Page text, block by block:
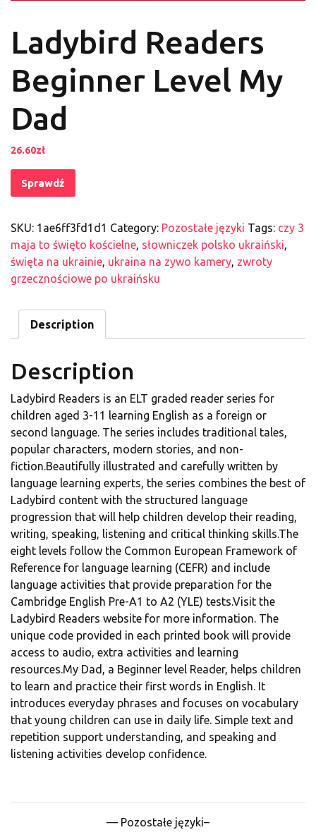
Ladybird Readers
Beginner Level My
Dad
26.60zł
Sprawdź
SKU: 1ae6ff3fd1d1 Category: Pozostałe języki Tags: czy 3
maja to święto kościelne, słowniczek polsko ukraiński,
święta na ukrainie, ukraina na zywo kamery, zwroty
grzecznościowe po ukraińsku
Description
Description
Ladybird Readers is an ELT graded reader series for
children aged 3-11 learning English as a foreign or
second language. The series includes traditional tales,
popular characters, modern stories, and non-
fiction.Beautifully illustrated and carefully written by
language learning experts, the series combines the best of
Ladybird content with the structured language
progression that will help children develop their reading,
writing, speaking, listening and critical thinking skills.The
eight levels follow the Common European Framework of
Reference for language learning (CEFR) and include
language activities that provide preparation for the
Cambridge English Pre-A1 to A2 (YLE) tests.Visit the
Ladybird Readers website for more information. The
unique code provided in each printed book will provide
access to audio, extra activities and learning
resources.My Dad, a Beginner level Reader, helps children
to learn and practice their first words in English. It
introduces everyday phrases and focuses on vocabulary
that young children can use in daily life. Simple text and
repetition support understanding, and speaking and
listening activities develop confidence.
— Pozostałe języki–